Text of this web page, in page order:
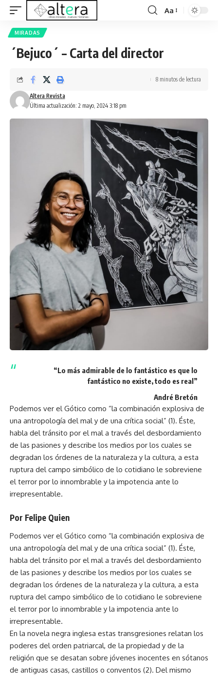
Aa
MIRADAS
´Bejuco´ – Carta del director
Última actualización: 2 mayo, 2024 3:18 pm
Altera Revista
8 minutos de lectura
“Lo más admirable de lo fantástico es que lo
fantástico no existe, todo es real”
André Bretón
Podemos ver el Gótico como “la combinación explosiva de
una antropología del mal y de una crítica social” (1). Éste,
habla del tránsito por el mal a través del desbordamiento
de las pasiones y describe los medios por los cuales se
degradan los órdenes de la naturaleza y la cultura, a esta
ruptura del campo simbólico de lo cotidiano le sobreviene
el terror por lo innombrable y la impotencia ante lo
irrepresentable.
Por Felipe Quien
Podemos ver el Gótico como “la combinación explosiva de
una antropología del mal y de una crítica social” (1). Éste,
habla del tránsito por el mal a través del desbordamiento
de las pasiones y describe los medios por los cuales se
degradan los órdenes de la naturaleza y la cultura, a esta
ruptura del campo simbólico de lo cotidiano le sobreviene
el terror por lo innombrable y la impotencia ante lo
irrepresentable.
En la novela negra inglesa estas transgresiones relatan los
poderes del orden patriarcal, de la propiedad y de la
religión que se desatan sobre jóvenes inocentes en sótanos
de antiguas casas, castillos o conventos (2). Del mismo